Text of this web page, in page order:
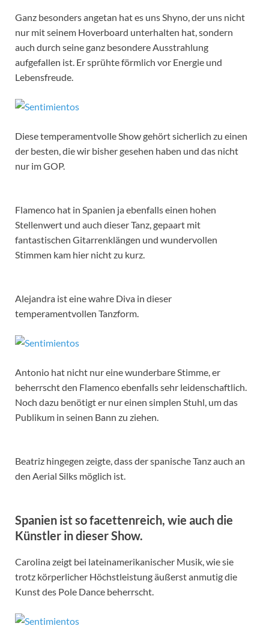
Ganz besonders angetan hat es uns Shyno, der uns nicht
nur mit seinem Hoverboard unterhalten hat, sondern
auch durch seine ganz besondere Ausstrahlung
aufgefallen ist. Er sprühte förmlich vor Energie und
Lebensfreude.
Diese temperamentvolle Show gehört sicherlich zu einen
der besten, die wir bisher gesehen haben und das nicht
nur im GOP.
Flamenco hat in Spanien ja ebenfalls einen hohen
Stellenwert und auch dieser Tanz, gepaart mit
fantastischen Gitarrenklängen und wundervollen
Stimmen kam hier nicht zu kurz.
Alejandra ist eine wahre Diva in dieser
temperamentvollen Tanzform.
Antonio hat nicht nur eine wunderbare Stimme, er
beherrscht den Flamenco ebenfalls sehr leidenschaftlich.
Noch dazu benötigt er nur einen simplen Stuhl, um das
Publikum in seinen Bann zu ziehen.
Beatriz hingegen zeigte, dass der spanische Tanz auch an
den Aerial Silks möglich ist.
Spanien ist so facettenreich, wie auch die
Künstler in dieser Show.
Carolina zeigt bei lateinamerikanischer Musik, wie sie
trotz körperlicher Höchstleistung äußerst anmutig die
Kunst des Pole Dance beherrscht.